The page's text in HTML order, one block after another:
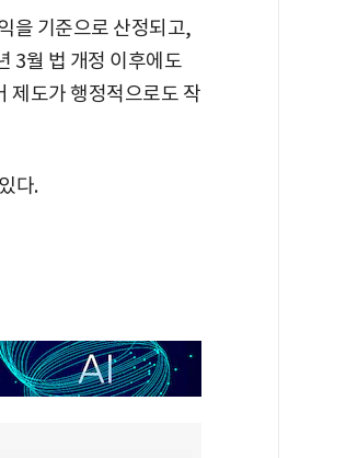
을 기준으로 산정되고,
3월 법 개정 이후에도
제도가 행정적으로도 작
다.